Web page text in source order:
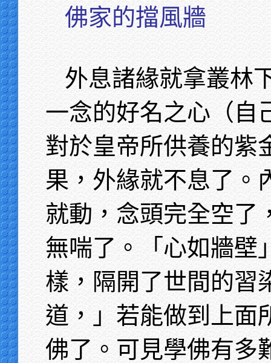
佛家的擋風牆
外息諸緣就拿叢林
一念的好名之心（自
對於皇帝所供養的紫
果，外緣就不息了。
就動，念頭完全空了
無喘了。「心如牆壁
樣，隔開了世間的習
道，」若能做到上面
佛了。可見學佛有多